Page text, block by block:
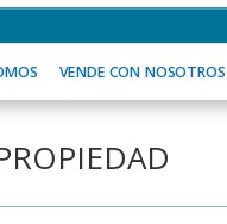
VENDE CON NOSOTROS